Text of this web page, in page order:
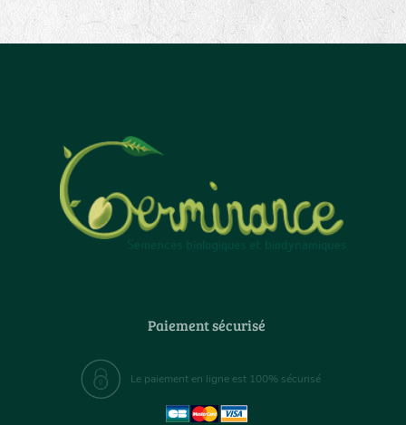
Paiement sécurisé
Le paiement en ligne est 100% sécurisé